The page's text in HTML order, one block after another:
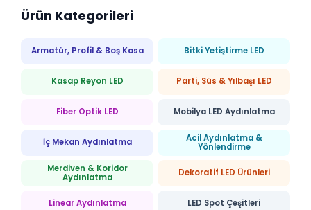
Ürün Kategorileri
Armatür, Profil & Boş Kasa Bitki Yetiştirme LED
Kasap Reyon LED Parti, Süs & Yılbaşı LED
Fiber Optik LED Mobilya LED Aydınlatma
İç Mekan Aydınlatma
Acil Aydınlatma &
Yönlendirme
Merdiven & Koridor
Aydınlatma
Dekoratif LED Ürünleri
Linear Aydınlatma LED Spot Çeşitleri